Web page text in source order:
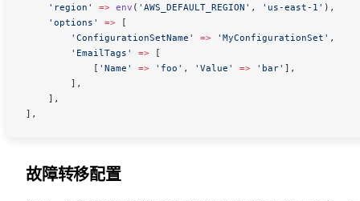
    'region'
=> env ( 'AWS_DEFAULT_REGION' , 'us-east-1' ),
    'options'
=> [
        'ConfigurationSetName'
=> 'MyConfigurationSet' ,
        'EmailTags'
=> [
            [
'Name' => 'foo' , 'Value' => 'bar' ],
        ],
    ],
],
故障转移配置